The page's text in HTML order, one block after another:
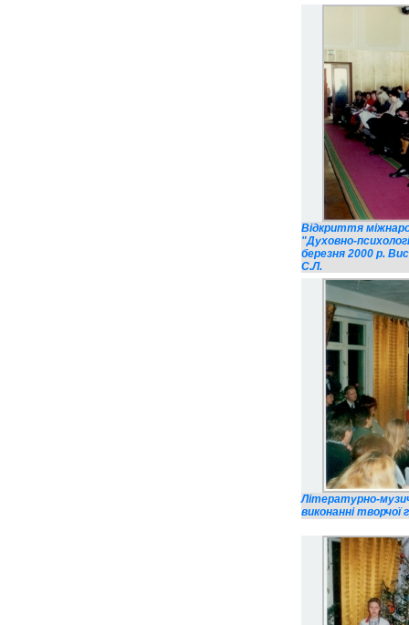
Відкриття
"Духовно-
березня 2000 р.
С.Л.
Літературно-
виконанні